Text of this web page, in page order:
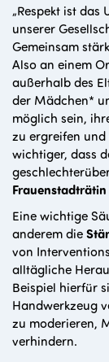
„Respekt ist
unserer
Gemeinsam
Also an einem
außerhalb des
der Mädchen*
möglich sein,
zu ergreifen
wichtiger, dass
Eine wichtige
anderem die
von
alltägliche
Beispiel hierfür
Handwerkzeug
zu moderieren,
verhindern.